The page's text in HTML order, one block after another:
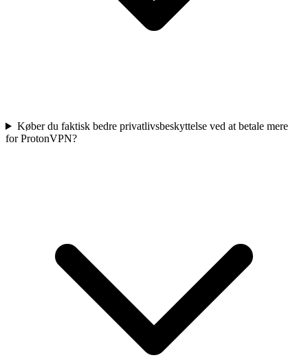
Køber du faktisk bedre privatlivsbeskyttelse ved at betale mere
for ProtonVPN?